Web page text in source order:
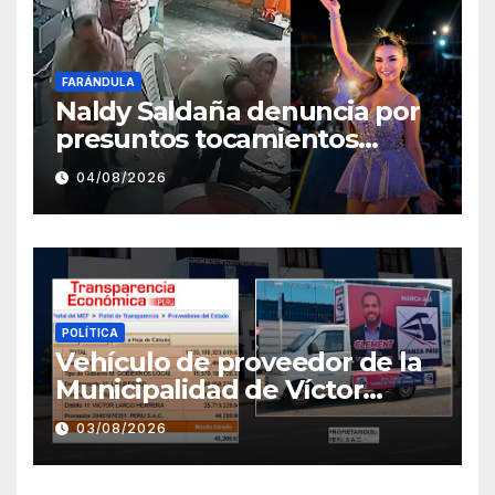
FARÁNDULA
Naldy Saldaña denuncia por
presuntos tocamientos
indebidos a director musical
de La Bella Luz
04/08/2026
POLÍTICA
Vehículo de proveedor de la
Municipalidad de Víctor
Larco aparece con publicidad
de campaña de León
Clement
03/08/2026